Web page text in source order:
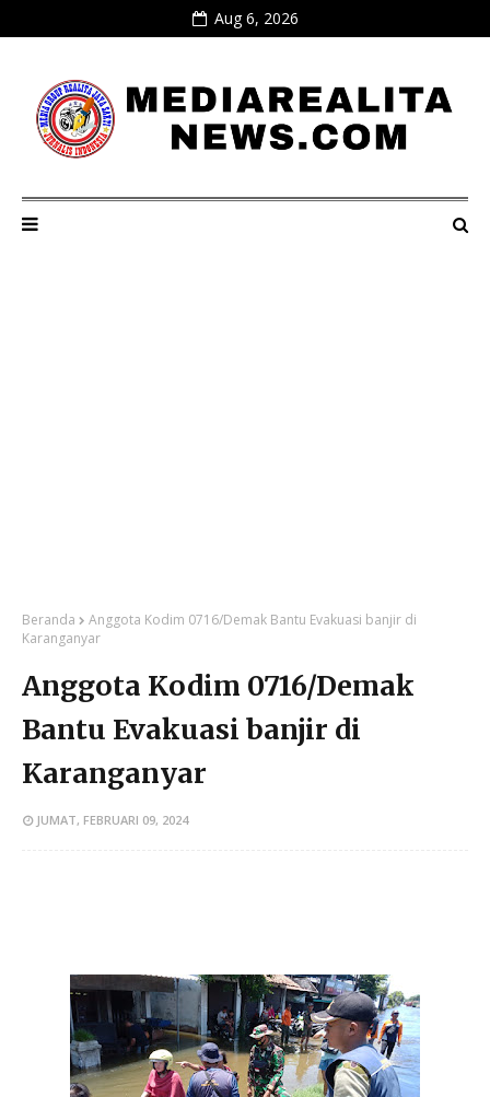
Aug 6, 2026
Beranda
Anggota Kodim 0716/Demak Bantu Evakuasi banjir di
Karanganyar
Anggota Kodim 0716/Demak
Bantu Evakuasi banjir di
Karanganyar
JUMAT, FEBRUARI 09, 2024